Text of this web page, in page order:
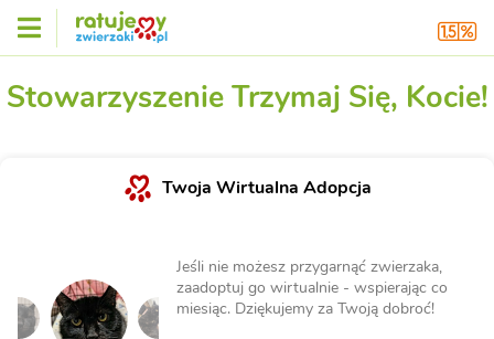
Stowarzyszenie Trzymaj Się, Kocie!
Twoja Wirtualna Adopcja
Jeśli nie możesz przygarnąć zwierzaka,
zaadoptuj go wirtualnie - wspierając co
miesiąc. Dziękujemy za Twoją dobroć!